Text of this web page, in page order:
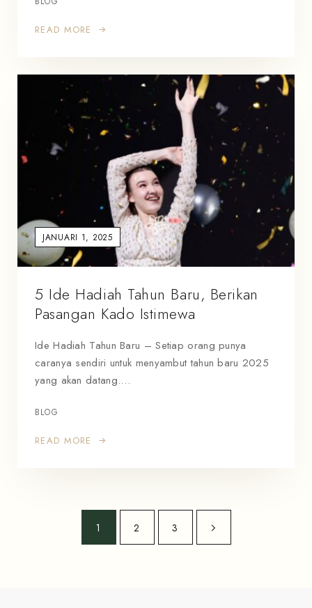
READ MORE
JANUARI 1, 2025
5 Ide Hadiah Tahun Baru, Berikan
Pasangan Kado Istimewa
Ide Hadiah Tahun Baru – Setiap orang punya
caranya sendiri untuk menyambut tahun baru 2025
yang akan datang.…
BLOG
READ MORE
1 2 3